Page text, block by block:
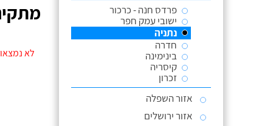
פרדס חנה - כרכור
ישובי עמק חפר
נתניה
חדרה
בינימינה
קיסריה
זכרון
אזור השפלה
אזור ירושלים
לא